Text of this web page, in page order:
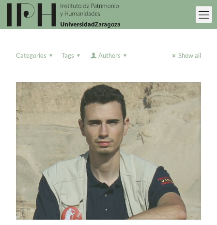
Categories Tags Authors Show all